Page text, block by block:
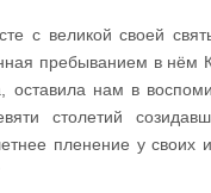
с великой своей
пребыванием в нём
нам в
столетий
пленение у